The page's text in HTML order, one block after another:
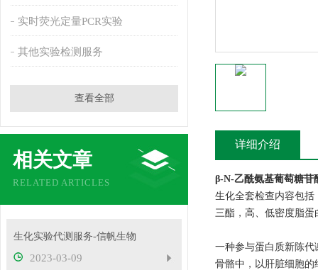
实时荧光定量PCR实验
其他实验检测服务
查看全部
相关文章
RELATED ARTICLES
生化实验代测服务-信帆生物
2023-03-09
详细介绍
β-N-乙酰氨基葡萄糖苷
生化全套检查内容包
三酯，高、低密度脂
一种参与蛋白质新陈
骨骼中，以肝脏细胞